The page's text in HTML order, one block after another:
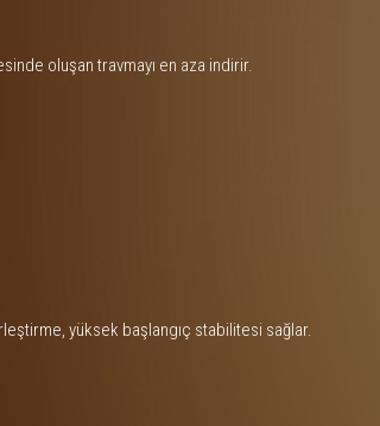
oluşan travmayı en aza indirir.
yüksek başlangıç ​​stabilitesi sağlar.